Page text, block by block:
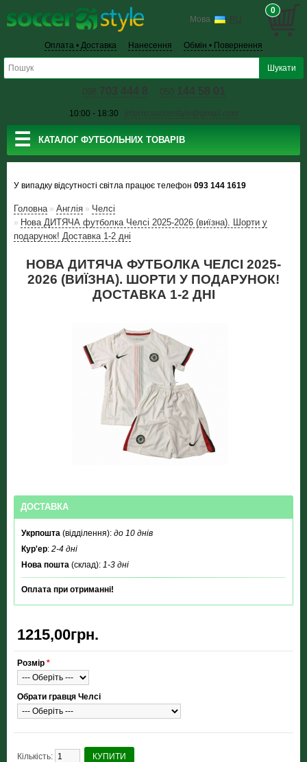
Мова RU
0
Оплата • Доставка Нанесення Обмін • Повернення
098 703 444 8 050 144 58 01
10:00 - 18:30 inform.soccerstyle@gmail.com
☰ КАТАЛОГ ФУТБОЛЬНИХ ТОВАРІВ
У випадку відсутності світла працює телефон 093 144 1619
Головна » Англiя » Челсі
» Нова ДИТЯЧА футболка Челсі 2025-2026 (виїзна). Шорти у
подарунок! Доставка 1-2 дні
НОВА ДИТЯЧА ФУТБОЛКА ЧЕЛСІ 2025-
2026 (ВИЇЗНА). ШОРТИ У ПОДАРУНОК!
ДОСТАВКА 1-2 ДНІ
ДОСТАВКА
Укрпошта (відділення): до 10 днів
Кур'ер: 2-4 дні
Нова пошта (склад): 1-3 дні
Оплата при отриманні!
1215,00грн.
Розмір *
Обрати гравця Челсі
Кількість: КУПИТИ